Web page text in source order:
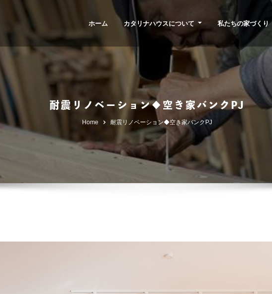
ホーム カタリナハウスについて 私たちの家づくり
耐震リノベーション◆空き家バンクPJ
Home 耐震リノベーション◆空き家バンクPJ